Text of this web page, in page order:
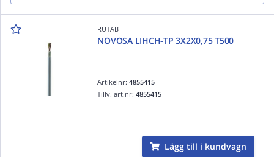
RUTAB
NOVOSA LIHCH-TP 3X2X0,75 T500
Artikelnr:4855415
Tillv. art.nr:4855415
Lägg till i kundvagn